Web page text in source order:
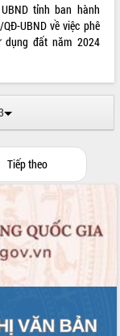
tỉnh ban hành
UBND về việc phê
dụng đất năm 2024
Tiếp theo